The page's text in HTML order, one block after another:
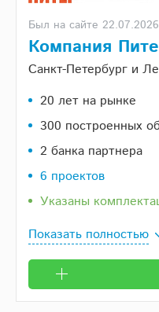
Был на сайте 22.07.2026
Компания
Санкт-Петербург и
20 лет на рынке
300 построенных
2 банка партнера
6 проектов
Указаны
Показать полностью